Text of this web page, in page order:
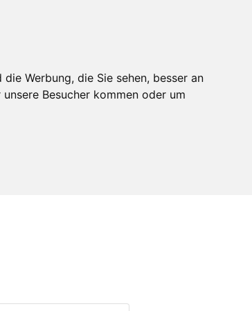
Werbung, die Sie sehen, besser an
Besucher kommen oder um